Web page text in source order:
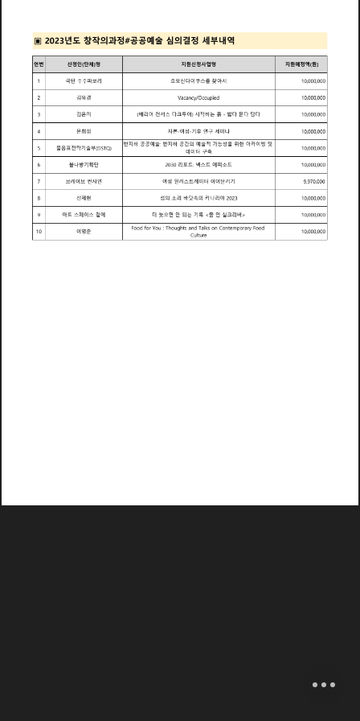
연번 신청인(단체)명 지원신청사업명 지원예정액(원)
1 극단 수수파보 리 호 모 산다이 쿠스 를 찾아서 10 000 000
2 김유경 Va ca n cy/O cc u pie d 10 000 000
3 김은미 (배리어 컨셔스 다 크 투어) 시작하는 흙 밟다 묻다 담다 10 000 000
4 문희정 자본 여성 기후 연구 세미나 10 000 000
5 물음표 전략기술부(DST Q)
반지하 공공예술: 반지하 공간의 예술적 가능성을 위한 아카이빙 및
데이 터 구축 10 000 000
6 불나방기획단 2030 리포 트 : 넥스 트 에피소 드 10 000 000
7 브 레이브 썬샤인 여성 일러스 트 레이터 이어달리기 9 970 000
8 신제현 섬의 소 리 바닷속의 카나리아 2023 10 000 000
9 아트 스 페이스 곁에 더 늦으 면 안 되는 기록 < 줌 인 실크 리버> 10 000 000
10 이영준 Fo o d fo r Yo u : T ho u ghts a n d T a lks o n Co n te m po r a ry Fo o d
C u ltu r e
10 000 000
▣ 2 0 2 3 년도 창작의과정# 공공예술 심의결정 세부내역